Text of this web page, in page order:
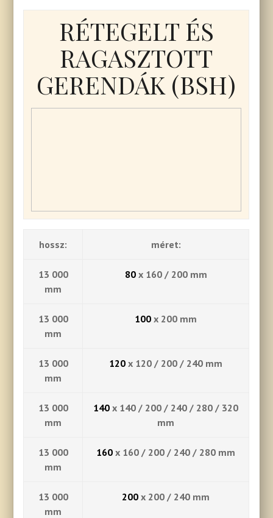
RÉTEGELT ÉS
RAGASZTOTT
GERENDÁK (BSH)
hossz: méret:
13 000
mm
80x 160 / 200 mm
13 000
mm
100 x 200 mm
13 000
mm
120 x 120 / 200 / 240 mm
13 000
mm
140 x 140 / 200 / 240 / 280 / 320
mm
13 000
mm
160 x 160 / 200 / 240 / 280 mm
13 000
mm
200 x 200 / 240 mm